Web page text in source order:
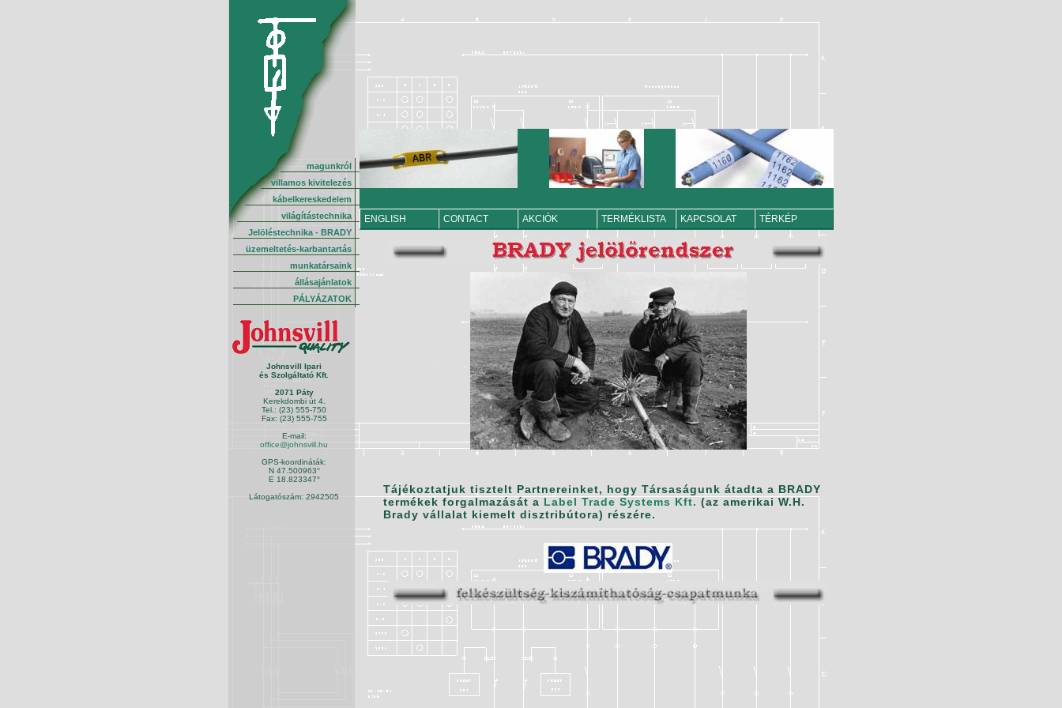
magunkról
villamos kivitelezés
kábelkereskedelem
világítástechnika
Jelöléstechnika - BRADY
üzemeltetés-karbantartás
munkatársaink
állásajánlatok
PÁLYÁZATOK
Johnsvill Ipari
és Szolgáltató Kft.
2071 Páty
Kerekdombi út 4.
Tel.: (23) 555-750
Fax: (23) 555-755
E-mail:
office@johnsvill.hu
GPS-koordináták:
N 47.500963°
E 18.823347°
Látogatószám: 2942505
ENGLISH CONTACT AKCIÓK TERMÉKLISTA KAPCSOLAT TÉRKÉP
Tájékoztatjuk tisztelt Partnereinket, hogy Társaságunk átadta a BRADY
termékek forgalmazását a Label Trade Systems Kft. (az amerikai W.H.
Brady vállalat kiemelt disztribútora) részére.